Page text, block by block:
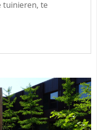
tuinieren, te